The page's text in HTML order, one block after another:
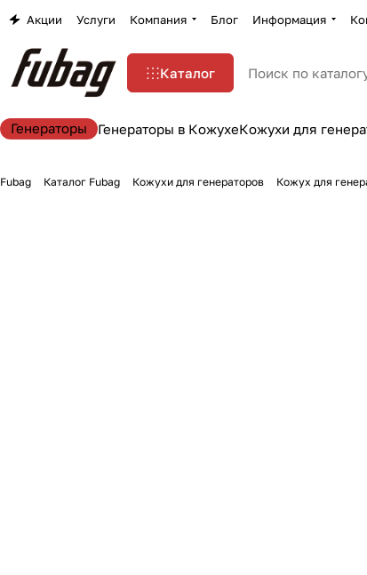
Акции Услуги Компания Блог Информация
Каталог
Генераторы Генераторы в КожухеКожухи для
Fubag Каталог Fubag Кожухи для генераторов Кожух для